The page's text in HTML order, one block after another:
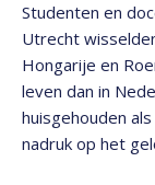
Studenten en
Utrecht
Hongarije en
leven dan in
huisgehouden
nadruk op het